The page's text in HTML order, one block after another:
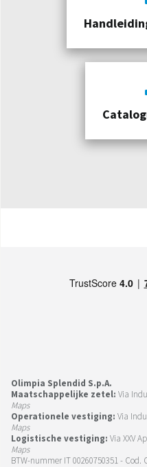
Olimpia Splendid S.p.A.
Maatschappelijke zetel: Via
Maps
Operationele vestiging: Via
Maps
Logistische vestiging: Via XXV
Maps
BTW-nummer IT 00260750351 -